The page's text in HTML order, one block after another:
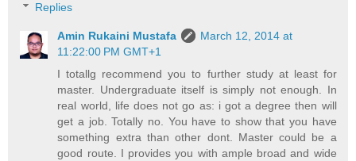
Replies
Amin Rukaini Mustafa
March 12, 2014 at
11:22:00 PM GMT+1
I totallg recommend you to further study at least for
master. Undergraduate itself is simply not enough. In
real world, life does not go as: i got a degree then will
get a job. Totally no. You have to show that you have
something extra than other dont. Master could be a
good route. I provides you with ample broad and wide